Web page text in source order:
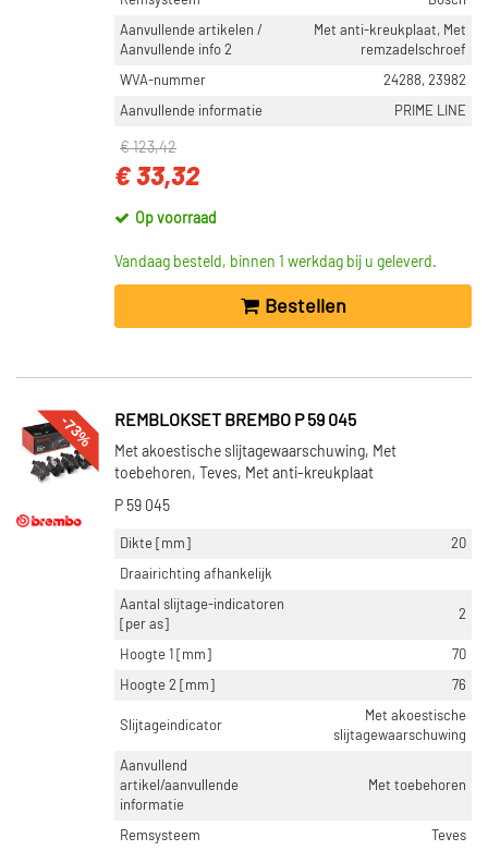
Aanvullende artikelen /
Aanvullende info 2
Met anti-kreukplaat, Met
remzadelschroef
WVA-nummer
24288, 23982
Aanvullende informatie
PRIME LINE
€ 123,42
€ 33,32
Op voorraad
Vandaag besteld, binnen 1 werkdag bij u geleverd.
Bestellen
-73% REMBLOKSET BREMBO P 59 045
Met akoestische slijtagewaarschuwing, Met
toebehoren, Teves, Met anti-kreukplaat
P 59 045
Dikte [mm]
20
Draairichting afhankelijk
Aantal slijtage-indicatoren
[per as]
2
Hoogte 1 [mm]
70
Hoogte 2 [mm]
76
Slijtageindicator
Met akoestische
slijtagewaarschuwing
Aanvullend
artikel/aanvullende
informatie
Met toebehoren
Remsysteem
Teves